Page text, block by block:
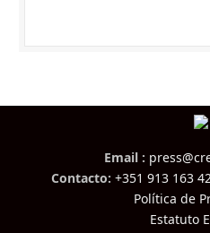
Email :
Contacto: +351 913 163
Política de
Estatuto